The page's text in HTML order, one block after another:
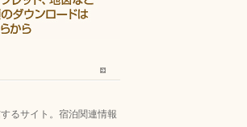
るサイト。宿泊関連情報